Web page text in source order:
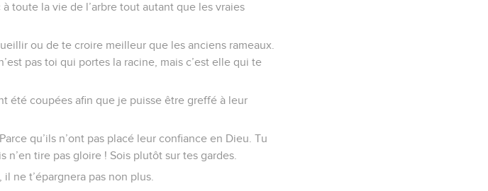
toute la vie de l’arbre tout autant que les vraies
ou de te croire meilleur que les anciens rameaux.
pas toi qui portes la racine, mais c’est elle qui te
été coupées afin que je puisse être greffé à leur
qu’ils n’ont pas placé leur confiance en Dieu. Tu
tire pas gloire ! Sois plutôt sur tes gardes.
ne t’épargnera pas non plus.